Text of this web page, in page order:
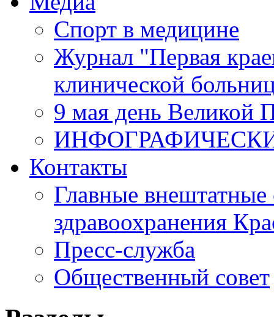
Спорт в медицине
Журнал "Первая
клинической
9 мая день Великой
Контакты
Главные внештатные
здравоохранения
Пресс-служба
Общественный совет